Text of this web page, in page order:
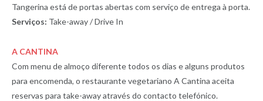
Tangerina está de portas abertas com serviço de entrega à porta.
Serviços: Take-away / Drive In
A CANTINA
Com menu de almoço diferente todos os dias e alguns produtos
para encomenda, o restaurante vegetariano A Cantina aceita
reservas para take-away através do contacto telefónico.